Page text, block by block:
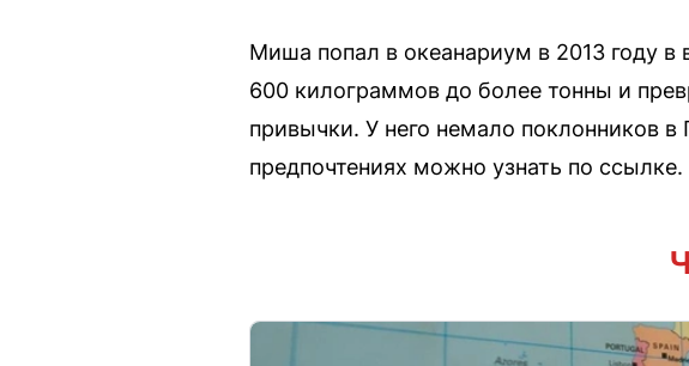
Миша попал в океанариум в 2013 году в
600 килограммов до более тонны и
привычки. У него немало поклонников
предпочтениях можно узнать по ссылке.